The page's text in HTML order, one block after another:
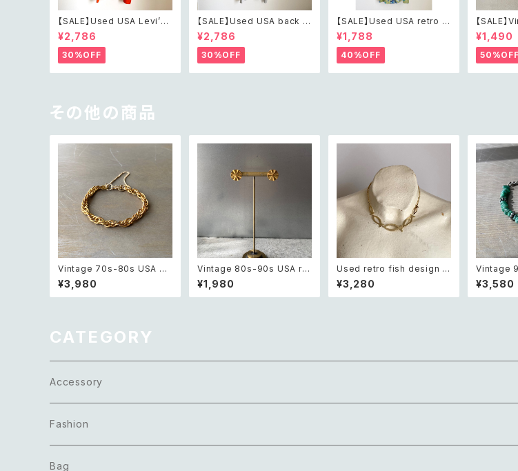
【SALE】Used USA Levi’s
sunrise design orange t
shirt レトロ アメリカ ユーズ
ド 古着 リーバイス サンライズ
デザイン オレンジ Tシャツ X
XL
¥2,786
30%OFF
【SALE】Used USA back t
o the 80s car design t sh
irt レトロ アメリカ ユーズド
古着 カーデザイン ライトグレ
ー Tシャツ XXL
¥2,786
30%OFF
【SALE】Used USA retro b
otanical flower salopett
e short pants レトロ アメリ
カ ユーズド 古着 ライトグリー
ン ボタニカル フラワー サロペ
ット ショートパンツ
¥1,788
40%OFF
【SALE
ds
pouch レ
ホワイト
紺色 ポー
¥1,490
50%OFF
その他の商品
Vintage 70s-80s USA Sa
rah Coventry classical ch
ain bracelet レトロ アメリカ
ヴィンテージ アクセサリー サ
¥3,980
Vintage 80s-90s USA ret
ro sun design pierce レト
ロ アメリカ ヴィンテージ アク
セサリー 太陽 デザイン ピア
¥1,980
Used retro fish design c
hain necklace レトロ ユー
ズド アクセサリー フィッシュ
お魚 デザイン ゴールド チェ
¥3,280
Vintage
cut
celet レト
クセサリ
¥3,580
CATEGORY
Accessory
Necklace
Pierce
Fashion
Tops
Bag